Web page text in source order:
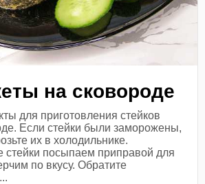
на сковороде
для приготовления стейков
Если стейки были заморожены,
их в холодильнике.
стейки посыпаем приправой для
по вкусу. Обратите